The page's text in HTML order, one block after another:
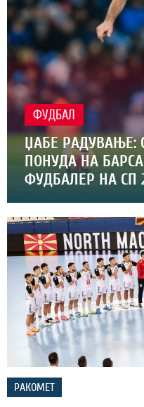
ФУДБАЛ
ЏАБЕ РАДУВАЊЕ:
ПОНУДА НА
ФУДБАЛЕР НА СП
РАКОМЕТ